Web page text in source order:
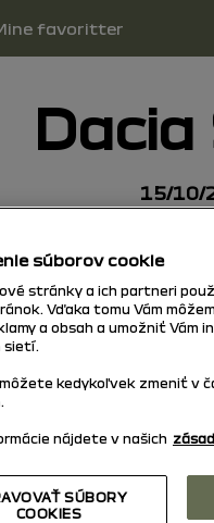
favoritter
15/10/
súborov cookie
stránky a ich partneri
Vďaka tomu Vám
a obsah a umožniť Vám
sietí.
kedykoľvek zmeniť v
nájdete v našich
SÚBORY
COOKIES